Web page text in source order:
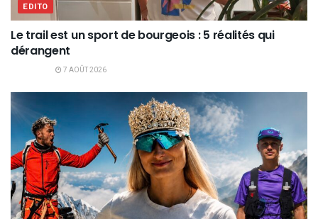
EDITO
Le trail est un sport de bourgeois : 5 réalités qui
dérangent
7 AOÛT 2026